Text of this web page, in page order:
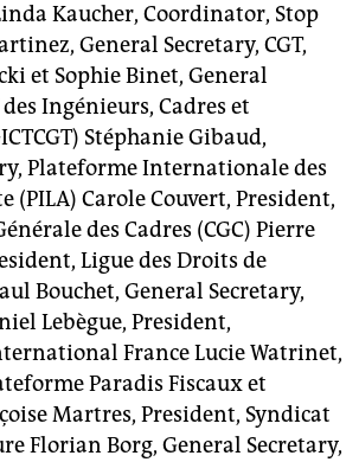
Kaucher, Coordinator, Stop
General Secretary, CGT,
et Sophie Binet, General
des Ingénieurs, Cadres et
Stéphanie Gibaud,
Plateforme Internationale des
(PILA) Carole Couvert, President,
des Cadres (CGC) Pierre
Ligue des Droits de
Bouchet, General Secretary,
Lebègue, President,
France Lucie Watrinet,
Paradis Fiscaux et
Martres, President, Syndicat
Florian Borg, General Secretary,